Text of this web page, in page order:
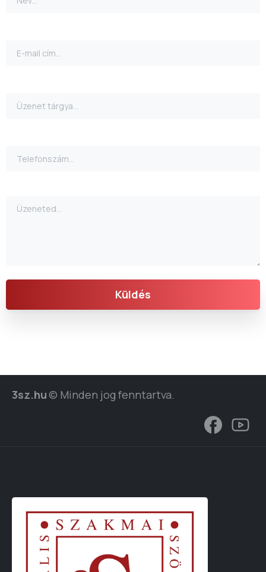
3sz.hu© Minden jog fenntartva.